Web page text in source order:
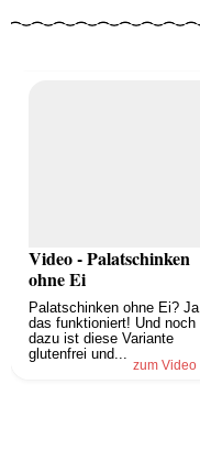
Video - Palatschinken
ohne Ei
Palatschinken ohne Ei?
das funktioniert! Und noch
dazu ist diese Variante
glutenfrei und...
zum Video